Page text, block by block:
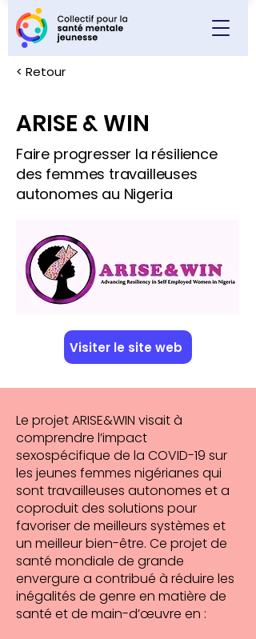
< Retour
ARISE & WIN
Faire progresser la résilience
des femmes travailleuses
autonomes au Nigeria
Visiter le site web
Le projet ARISE&WIN visait à
comprendre l’impact
sexospécifique de la COVID-19 sur
les jeunes femmes nigérianes qui
sont travailleuses autonomes et a
coproduit des solutions pour
favoriser de meilleurs systèmes et
un meilleur bien-être. Ce projet de
santé mondiale de grande
envergure a contribué à réduire les
inégalités de genre en matière de
santé et de main-d’œuvre en :